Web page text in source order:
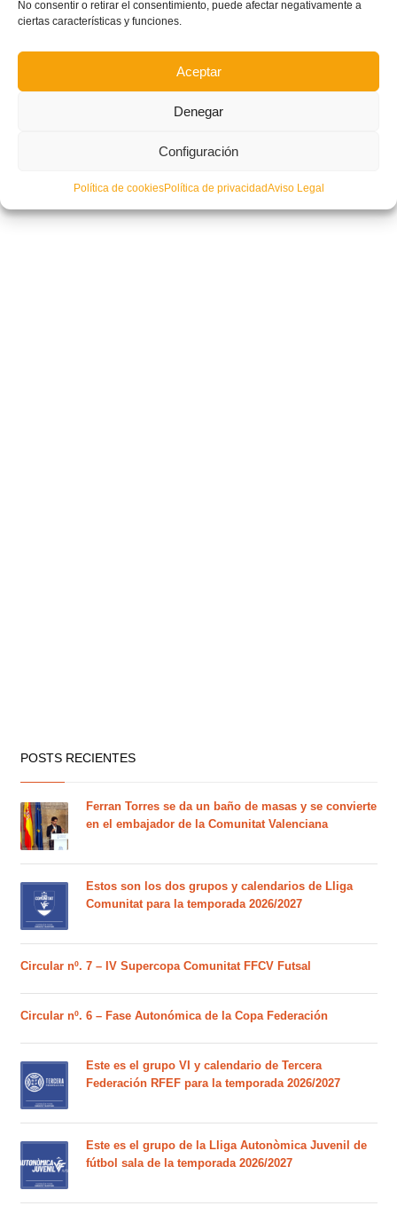
No consentir o retirar el consentimiento, puede afectar negativamente a
ciertas características y funciones.
Aceptar
Denegar
Configuración
Política de cookiesPolítica de privacidadAviso Legal
| FUTSAL | Peñíscola y Levante se imponen y avanzan a Cuartos de Final
POSTS RECIENTES
Ferran Torres se da un baño de masas y se convierte
en el embajador de la Comunitat Valenciana
Estos son los dos grupos y calendarios de Lliga
Comunitat para la temporada 2026/2027
Circular nº. 7 – IV Supercopa Comunitat FFCV Futsal
Circular nº. 6 – Fase Autonómica de la Copa Federación
Este es el grupo VI y calendario de Tercera
Federación RFEF para la temporada 2026/2027
Este es el grupo de la Lliga Autonòmica Juvenil de
fútbol sala de la temporada 2026/2027